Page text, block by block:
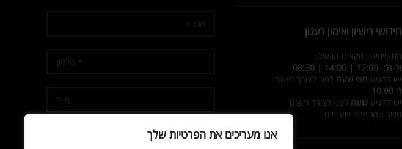
אנו מעריכים את הפרטיות שלך
חידושי רישיון ואימון רענון
מתקיימים במקצים הבאים:
א’-ה’: 17:00 | 14:00 | 08:30
יש להגיע חצי שעה לפני לצורך רישום
ו’: 10:00
יש להגיע שעה לפני לצורך רישום
משך ההכשרה שעתיים.